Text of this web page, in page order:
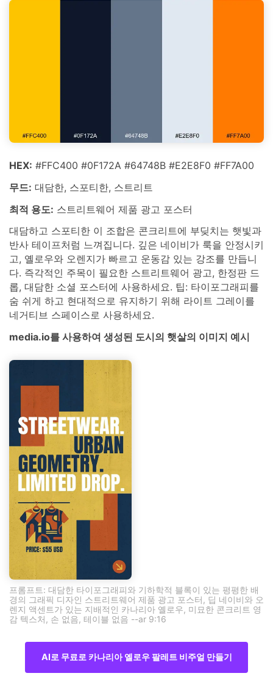
HEX: #FFC400 #0F172A #64748B #E2E8F0 #FF7A00
무드: 대담한, 스포티한, 스트리트
최적 용도: 스트리트웨어 제품 광고 포스터
대담하고 스포티한 이 조합은 콘크리트에 부딪치는 햇빛과
반사 테이프처럼 느껴집니다. 깊은 네이비가 룩을 안정시키
고, 옐로우와 오렌지가 빠르고 운동감 있는 강조를 만듭니
다. 즉각적인 주목이 필요한 스트리트웨어 광고, 한정판 드
롭, 대담한 소셜 포스터에 사용하세요. 팁: 타이포그래피를
숨 쉬게 하고 현대적으로 유지하기 위해 라이트 그레이를
네거티브 스페이스로 사용하세요.
media.io를 사용하여 생성된 도시의 햇살의 이미지 예시
프롬프트: 대담한 타이포그래피와 기하학적 블록이 있는 평평한 배
경의 그래픽 디자인 스트리트웨어 제품 광고 포스터, 딥 네이비와 오
렌지 액센트가 있는 지배적인 카나리아 옐로우, 미묘한 콘크리트 영
감 텍스처, 손 없음, 테이블 없음 --ar 9:16
AI로 무료로 카나리아 옐로우 팔레트 비주얼 만들기